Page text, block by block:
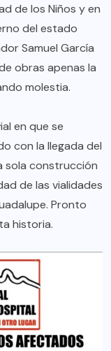
de los Niños y en
del estado
Samuel García
obras apenas la
molestia.
en que se
con la llegada del
sola construcción
de las vialidades
Pronto
historia.